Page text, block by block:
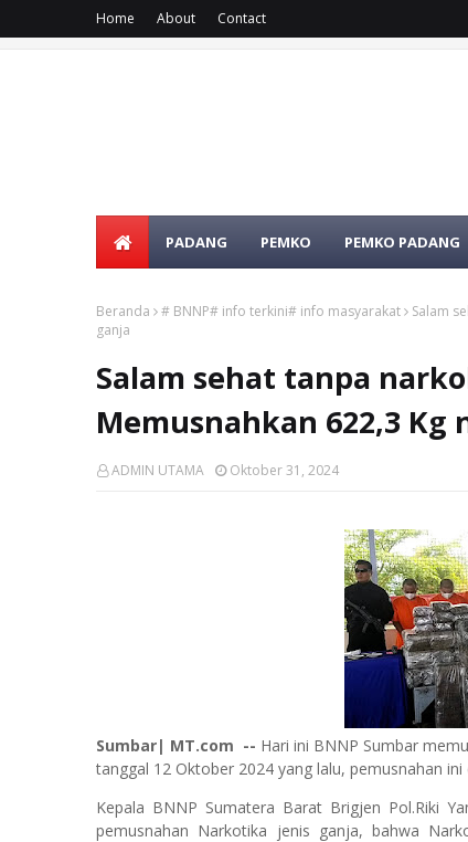
Home About Contact
PADANG PEMKO PEMKO PADANG
Beranda # BNNP# info terkini# info masyarakat
Salam
ganja
Salam sehat tanpa
Memusnahkan 622,3
ADMIN UTAMA Oktober 31, 2024
Sumbar| MT.com -- Hari ini BNNP Sumbar
tanggal 12 Oktober 2024 yang lalu, pemusnahan
Kepala BNNP Sumatera Barat Brigjen Pol.Riki
pemusnahan Narkotika jenis ganja, bahwa